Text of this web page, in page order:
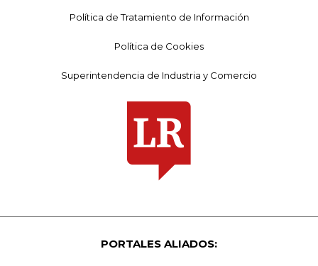
Política de Tratamiento de Información
Política de Cookies
Superintendencia de Industria y Comercio
PORTALES ALIADOS: